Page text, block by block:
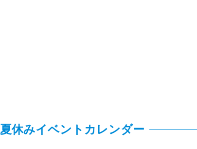
夏休みイベントカレンダー